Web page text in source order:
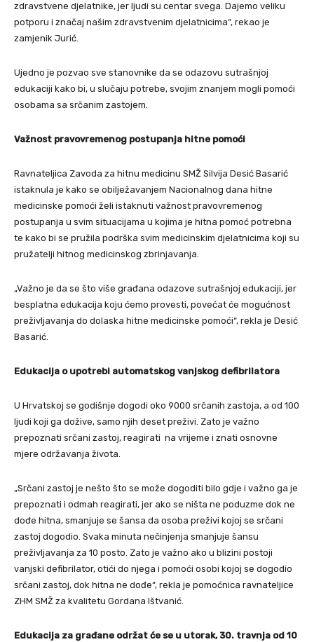
zdravstvene djelatnike, jer ljudi su centar svega. Dajemo veliku
potporu i značaj našim zdravstvenim djelatnicima“, rekao je
zamjenik Jurić.
Ujedno je pozvao sve stanovnike da se odazovu sutrašnjoj
edukaciji kako bi, u slučaju potrebe, svojim znanjem mogli pomoći
osobama sa srčanim zastojem.
Važnost pravovremenog postupanja hitne pomoći
Ravnateljica Zavoda za hitnu medicinu SMŽ Silvija Desić Basarić
istaknula je kako se obilježavanjem Nacionalnog dana hitne
medicinske pomoći želi istaknuti važnost pravovremenog
postupanja u svim situacijama u kojima je hitna pomoć potrebna
te kako bi se pružila podrška svim medicinskim djelatnicima koji su
pružatelji hitnog medicinskog zbrinjavanja.
„Važno je da se što više građana odazove sutrašnjoj edukaciji, jer
besplatna edukacija koju ćemo provesti, povećat će mogućnost
preživljavanja do dolaska hitne medicinske pomoći“, rekla je Desić
Basarić.
Edukacija o upotrebi automatskog vanjskog defibrilatora
U Hrvatskoj se godišnje dogodi oko 9000 srčanih zastoja, a od 100
ljudi koji ga dožive, samo njih deset preživi. Zato je važno
prepoznati srčani zastoj, reagirati na vrijeme i znati osnovne
mjere održavanja života.
„Srčani zastoj je nešto što se može dogoditi bilo gdje i važno ga je
prepoznati i odmah reagirati, jer ako se ništa ne poduzme dok ne
dođe hitna, smanjuje se šansa da osoba preživi kojoj se srčani
zastoj dogodio. Svaka minuta nečinjenja smanjuje šansu
preživljavanja za 10 posto. Zato je važno ako u blizini postoji
vanjski defibrilator, otići do njega i pomoći osobi kojoj se dogodio
srčani zastoj, dok hitna ne dođe“, rekla je pomoćnica ravnateljice
ZHM SMŽ za kvalitetu Gordana Ištvanić.
Edukacija za građane održat će se u utorak, 30. travnja od 10